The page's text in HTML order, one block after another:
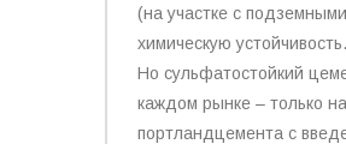
(на участке с
химическую
Но сульфатостойкий
каждом рынке – только
портландцемента с